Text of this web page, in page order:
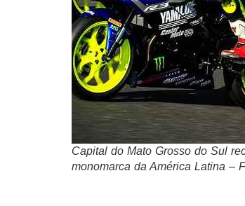
Capital do Mato Grosso do Sul
monomarca da América Latina –